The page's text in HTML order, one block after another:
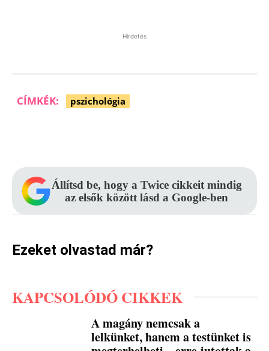
Hirdetés
CÍMKÉK: pszichológia
Állítsd be, hogy a Twice cikkeit mindig
az elsők között lásd a Google-ben
Ezeket olvastad már?
KAPCSOLÓDÓ CIKKEK
A magány nemcsak a
lelkünket, hanem a testünket is